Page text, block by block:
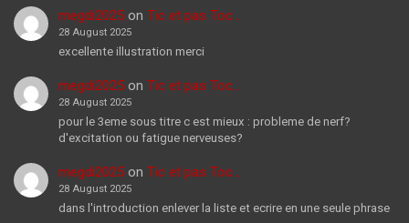
megdi2025on Tic et pas Toc…
28 August 2025
excellente illustration merci
megdi2025on Tic et pas Toc…
28 August 2025
pour le 3eme sous titre c est mieux : probleme de nerf?
d'excitation ou fatigue nerveuses?
megdi2025on Tic et pas Toc…
28 August 2025
dans l'introduction enlever la liste et ecrire en une seule phrase